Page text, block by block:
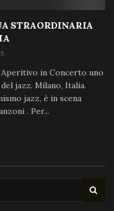
STRAORDINARIA
in Concerto uno
jazz. Milano, Italia.
jazz, è in scena
. Per...